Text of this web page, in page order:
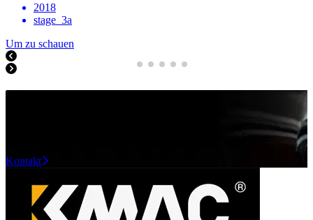
2018
stage_3a
Um zu schauen
Neugierig auf die Möglichkeiten? Dann kontaktieren Sie uns.
Kontakt